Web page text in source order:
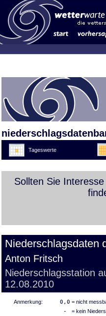
Tageswerte
Sollten Sie
Niederschlagsdaten
Anton Fritsch
Niederschlagsstation
12.08.2010
Anmerkung: 0,0 = nicht
- = kein